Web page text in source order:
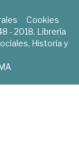
Cookies
- 2018. Librería
Historia y